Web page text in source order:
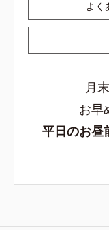
よく
月
お早
平日のお昼